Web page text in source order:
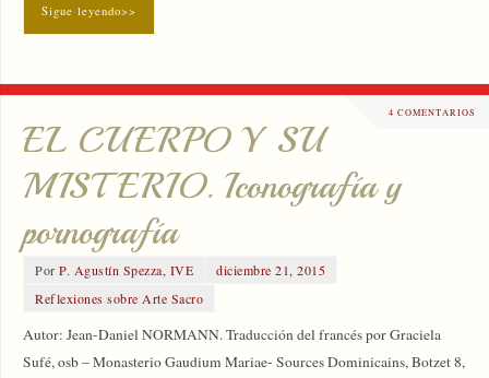
Sigue leyendo>>
4 COMENTARIOS
EL CUERPO Y SU
MISTERIO. Iconografía y
pornografía
PorP. Agustín Spezza, IVE
diciembre 21, 2015
Reflexiones sobre Arte Sacro
Autor: Jean-Daniel NORMANN. Traducción del francés por Graciela
Sufé, osb – Monasterio Gaudium Mariae- Sources Dominicains, Botzet 8,